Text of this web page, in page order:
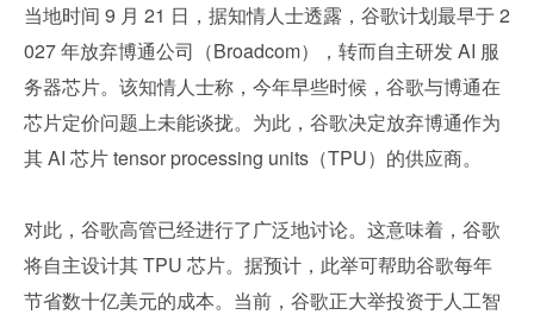
当地时间 9 月 21 日，据知情人士透露，谷歌计划最早于 2
027 年放弃博通公司（Broadcom），转而自主研发 AI 服
务器芯片。该知情人士称，今年早些时候，谷歌与博通在
芯片定价问题上未能谈拢。为此，谷歌决定放弃博通作为
其 AI 芯片 tensor processing units（TPU）的供应商。
对此，谷歌高管已经进行了广泛地讨论。这意味着，谷歌
将自主设计其 TPU 芯片。据预计，此举可帮助谷歌每年
节省数十亿美元的成本。当前，谷歌正大举投资于人工智